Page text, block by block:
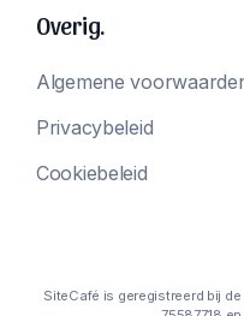
Overig.
Algemene
Privacybeleid
Cookiebeleid
SiteCafé is geregistreerd bij